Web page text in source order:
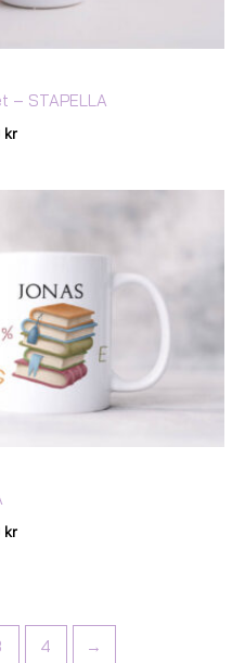
– STAPELLA
kr
kr
167,00 kr
4 →